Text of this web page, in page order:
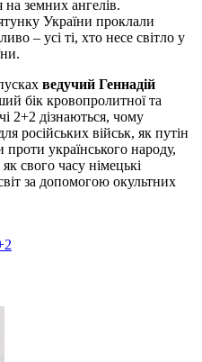
земних ангелів.
України проклали
– усі ті, хто несе світло у
ведучий Геннадій
бік кровопролитної та
2+2 дізнаються, чому
російських військ, як путін
проти українського народу,
свого часу німецькі
за допомогою окультних